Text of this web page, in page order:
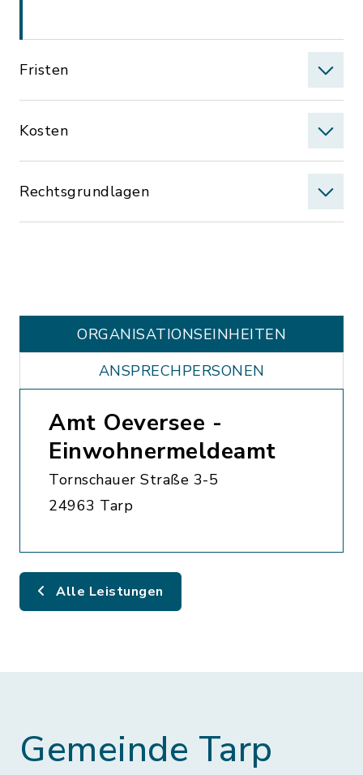
Fristen
Kosten
Rechtsgrundlagen
ORGANISATIONS­EINHEITEN
ANSPRECHPERSONEN
Amt Oeversee -
Einwohnermeldeamt
Tornschauer Straße 3-5
24963 Tarp
Alle Leistungen
Gemeinde Tarp